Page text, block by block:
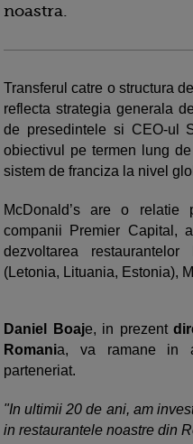
noastra.
Transferul catre o structura
reflecta strategia generala
de presedintele si CEO-ul
obiectivul pe termen lung
sistem de franciza la nivel
McDonald’s are o
companii Premier Capital,
dezvoltarea
(Letonia, Lituania, Estonia),
Daniel Boaje, in prezent
Romania, va ramane in
parteneriat.
"In ultimii 20 de ani, am
in restaurantele noastre din